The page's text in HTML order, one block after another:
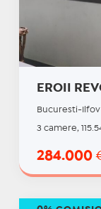
EROII
Bucuresti-Ilfov
3 camere,
284.000